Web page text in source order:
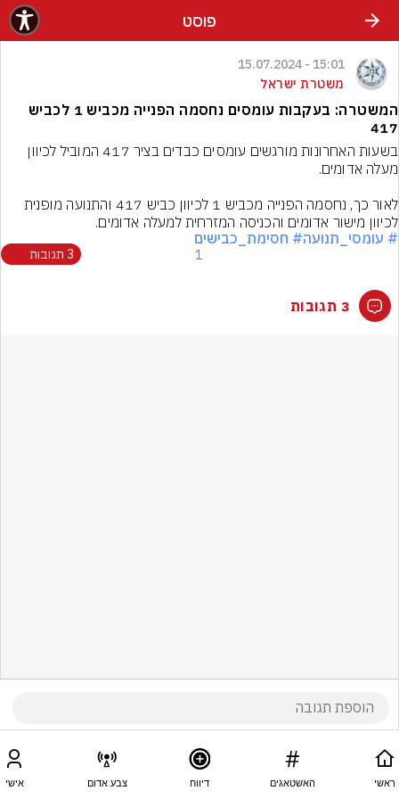
פוסט
15:01 - 15.07.2024
משטרת ישראל
המשטרה: בעקבות עומסים נחסמה הפנייה מכביש 1 לכביש
417
לכיוון מישור אדומים והכניסה המזרחית למעלה אדומים.
# עומסי_תנועה# חסימת_כבישים
1 3 תגובות
3 תגובות
ראשי האשטאגים דיווח צבע אדום אישי